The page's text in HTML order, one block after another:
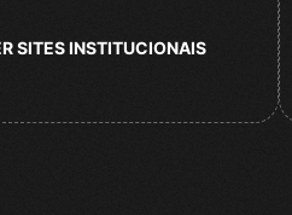
SITES INSTITUCIONAIS